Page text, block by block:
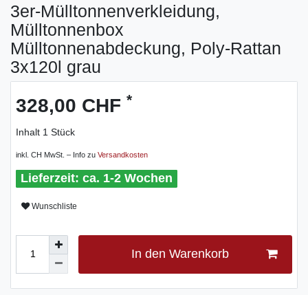
3er-Mülltonnenverkleidung,
Mülltonnenbox
Mülltonnenabdeckung, Poly-Rattan
3x120l grau
328,00 CHF *
Inhalt 1 Stück
inkl. CH MwSt. – Info zu Versandkosten
ca. 1-2 Wochen
Wunschliste
In den Warenkorb